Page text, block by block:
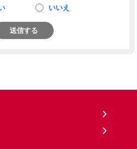
いいえ
送信する